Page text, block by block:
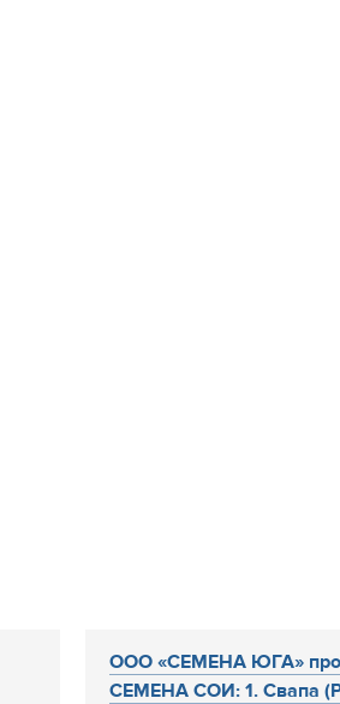
ООО «СЕМЕНА ЮГА»
СЕМЕНА СОИ: 1. Свапа